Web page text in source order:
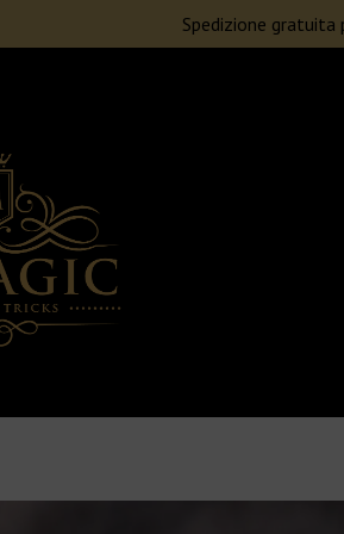
ORDINI SUPERIORI A 69€Spedizione gratuita